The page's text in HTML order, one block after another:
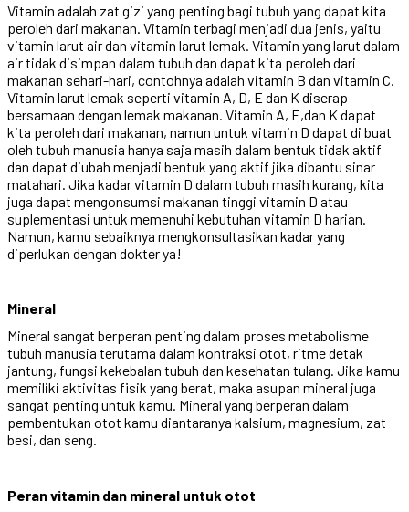
Vitamin adalah zat gizi yang penting bagi tubuh yang dapat kita
peroleh dari makanan. Vitamin terbagi menjadi dua jenis, yaitu
vitamin larut air dan vitamin larut lemak. Vitamin yang larut dalam
air tidak disimpan dalam tubuh dan dapat kita peroleh dari
makanan sehari-hari, contohnya adalah vitamin B dan vitamin C.
Vitamin larut lemak seperti vitamin A, D, E dan K diserap
bersamaan dengan lemak makanan. Vitamin A, E,dan K dapat
kita peroleh dari makanan, namun untuk vitamin D dapat di buat
oleh tubuh manusia hanya saja masih dalam bentuk tidak aktif
dan dapat diubah menjadi bentuk yang aktif jika dibantu sinar
matahari. Jika kadar vitamin D dalam tubuh masih kurang, kita
juga dapat mengonsumsi makanan tinggi vitamin D atau
suplementasi untuk memenuhi kebutuhan vitamin D harian.
Namun, kamu sebaiknya mengkonsultasikan kadar yang
diperlukan dengan dokter ya!
Mineral
Mineral sangat berperan penting dalam proses metabolisme
tubuh manusia terutama dalam kontraksi otot, ritme detak
jantung, fungsi kekebalan tubuh dan kesehatan tulang. Jika kamu
memiliki aktivitas fisik yang berat, maka asupan mineral juga
sangat penting untuk kamu. Mineral yang berperan dalam
pembentukan otot kamu diantaranya kalsium, magnesium, zat
besi, dan seng.
Peran vitamin dan mineral untuk otot